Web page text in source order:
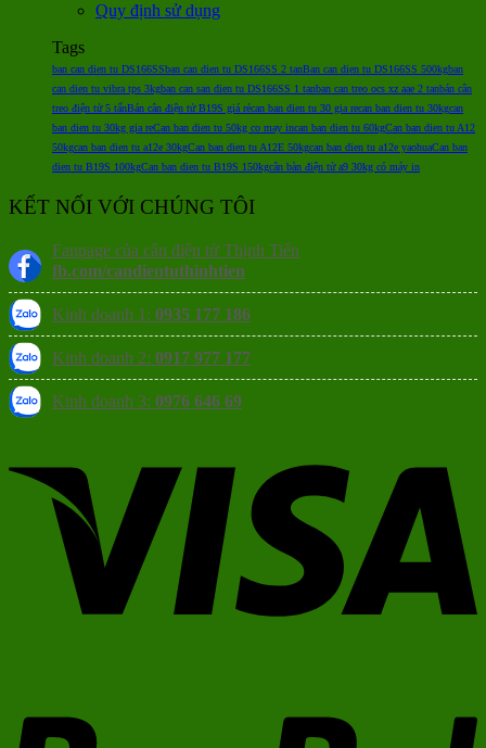
Quy định sử dụng
Tags
ban can dien tu DS166SSban can dien tu DS166SS 2 tanBan can dien tu DS166SS 500kgban
can dien tu vibra tps 3kgban can san dien tu DS166SS 1 tanban can treo ocs xz aae 2 tanbán cân
treo điện tử 5 tấnBán cân điện tử B19S giá rẻcan ban dien tu 30 gia recan ban dien tu 30kgcan
ban dien tu 30kg gia reCan ban dien tu 50kg co may incan ban dien tu 60kgCan ban dien tu A12
50kgcan ban dien tu a12e 30kgCan ban dien tu A12E 50kgcan ban dien tu a12e yaohuaCan ban
dien tu B19S 100kgCan ban dien tu B19S 150kgcân bàn điện tử a9 30kg có máy in
KẾT NỐI VỚI CHÚNG TÔI
Fanpage của cân điện tử Thịnh Tiến
fb.com/candientuthinhtien
Kinh doanh 1: 0935 177 186
Kinh doanh 2: 0917 977 177
Kinh doanh 3: 0976 646 69